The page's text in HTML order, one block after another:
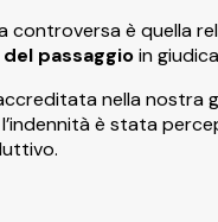
controversa è quella
passaggioin
nella nostra
è stata